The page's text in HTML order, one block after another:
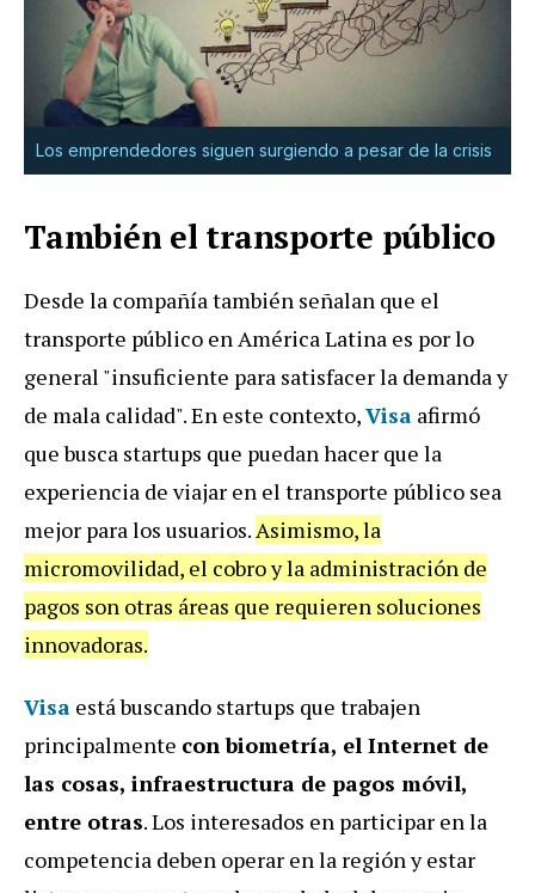
Los emprendedores siguen surgiendo a pesar de la crisis
También el transporte público
Desde la compañía también señalan que el
transporte público en América Latina es por lo
general "insuficiente para satisfacer la demanda y
de mala calidad". En este contexto,Visa afirmó
que busca startups que puedan hacer que la
experiencia de viajar en el transporte público sea
mejor para los usuarios.Asimismo, la
micromovilidad, el cobro y la administración de
pagos son otras áreas que requieren soluciones
innovadoras.
Visa está buscando startups que trabajen
principalmente con biometría, el Internet de
las cosas, infraestructura de pagos móvil,
entre otras. Los interesados en participar en la
competencia deben operar en la región y estar